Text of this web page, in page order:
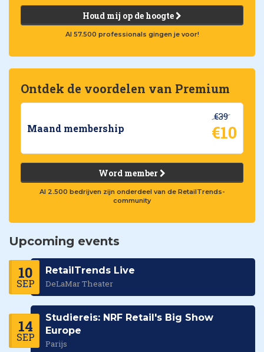
Houd mij op de hoogte
Al 57.500 professionals gingen je voor!
Ontdek de voordelen van Premium
Maand membership
€39
€10
Word member
Al 2.500 bedrijven zijn onderdeel van de RetailTrends-
community
Upcoming events
10
SEP
RetailTrends Live
DeLaMar Theater
14
SEP
Studiereis: NRF Retail's Big Show
Europe
Parijs